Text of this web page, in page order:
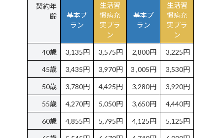
契約年
齢
基本プ
ラン
生活習
慣病充
実プラ
ン
基本プ
ラン
生活習
慣病充
実プラ
ン
40歳 3,135円 3,575円 2,800円 3,225円
45歳 3,435円 3,970円 3 ,005円 3,530円
50歳 3,780円 4,425円 3,280円 3,920円
55歳 4,270円 5,050円 3,650円 4,440円
60歳 4,855円 5,795円 4,125円 5,125円